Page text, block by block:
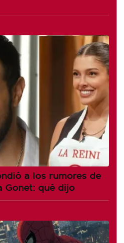
a los rumores de
Gonet: qué dijo